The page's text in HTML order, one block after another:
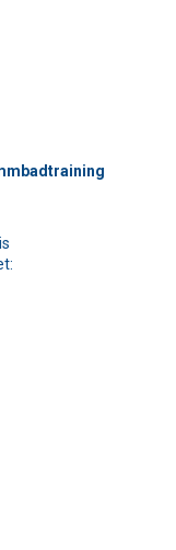
und wähle das
und wähle das
und wähle das